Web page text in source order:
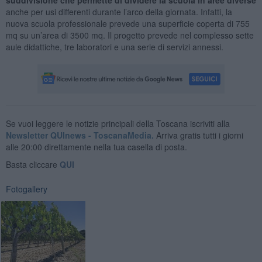
anche per usi differenti durante l’arco della giornata. Infatti, la
nuova scuola professionale prevede una superficie coperta di 755
mq su un’area di 3500 mq. Il progetto prevede nel complesso sette
aule didattiche, tre laboratori e una serie di servizi annessi.
Se vuoi leggere le notizie principali della Toscana iscriviti alla
Newsletter QUInews - ToscanaMedia. Arriva gratis tutti i giorni
alle 20:00 direttamente nella tua casella di posta.
Basta cliccare QUI
Fotogallery